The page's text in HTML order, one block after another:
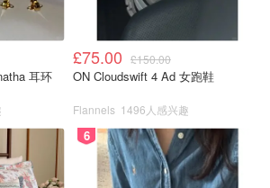
耳环
£75.00 £150.00
ON Cloudswift 4 Ad 女跑鞋
Flannels 1496人感兴趣
6